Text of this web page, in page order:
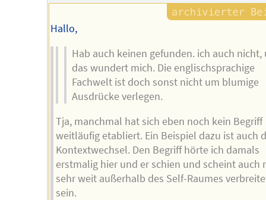
Hallo,
Hab auch keinen gefunden. ich auch nicht,
das wundert mich. Die englischsprachige
Fachwelt ist doch sonst nicht um blumige
Ausdrücke verlegen.
Tja, manchmal hat sich eben noch kein Begriff
weitläufig etabliert. Ein Beispiel dazu ist auch
Kontextwechsel. Den Begriff hörte ich damals
erstmalig hier und er schien und scheint auch
sehr weit außerhalb des Self-Raumes
sein.